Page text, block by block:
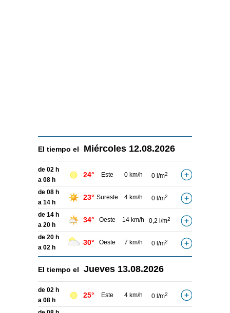
El tiempo el Miércoles 12.08.2026
de 02 h
a 08 h
24° Este 0 km/h 0 l/m2
de 08 h
a 14 h
23° Sureste 4 km/h 0 l/m2
de 14 h
a 20 h
34° Oeste 14 km/h 0,2 l/m2
de 20 h
a 02 h
30° Oeste 7 km/h 0 l/m2
El tiempo el Jueves 13.08.2026
de 02 h
a 08 h
25° Este 4 km/h 0 l/m2